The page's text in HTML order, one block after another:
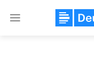
Close